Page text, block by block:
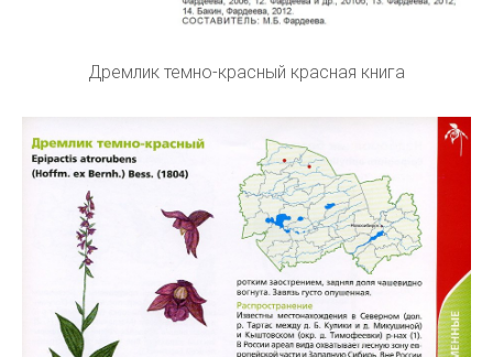
Дремлик темно-красный красная книга